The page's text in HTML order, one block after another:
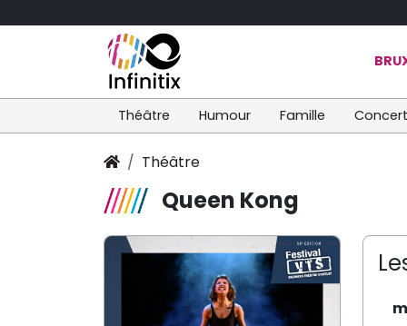
Théâtre Humour Famille Concert
Théâtre
Queen Kong